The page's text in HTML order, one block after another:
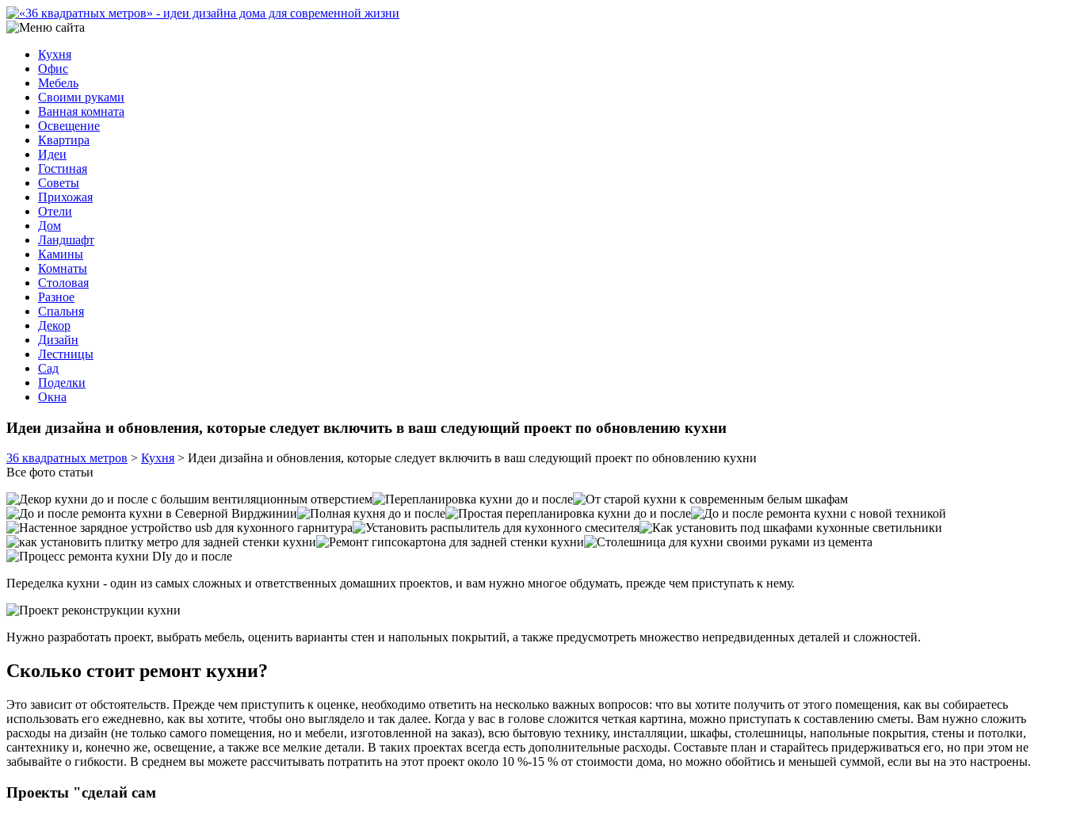
Кухня
Офис
Мебель
Своими руками
Ванная комната
Освещение
Квартира
Идеи
Гостиная
Советы
Прихожая
Отели
Дом
Ландшафт
Камины
Комнаты
Столовая
Разное
Спальня
Декор
Дизайн
Лестницы
Сад
Поделки
Окна
Идеи дизайна и обновления, которые следует включить в ваш следующий проект по обновлению кухни
36 квадратных метров > Кухня > Идеи дизайна и обновления, которые следует включить в ваш следующий проект по обновлению кухни
Все фото статьи
Переделка кухни - один из самых сложных и ответственных домашних проектов, и вам нужно многое обдумать, прежде чем приступать к нему.
Нужно разработать проект, выбрать мебель, оценить варианты стен и напольных покрытий, а также предусмотреть множество непредвиденных деталей и сложностей.
Сколько стоит ремонт кухни?
Это зависит от обстоятельств. Прежде чем приступить к оценке, необходимо ответить на несколько важных вопросов: что вы хотите получить от этого помещения, как вы собираетесь
использовать его ежедневно, как вы хотите, чтобы оно выглядело и так далее. Когда у вас в голове сложится четкая картина, можно приступать к составлению сметы. Вам нужно сложить
расходы на дизайн (не только самого помещения, но и мебели, изготовленной на заказ), всю бытовую технику, инсталляции, шкафы, столешницы, напольные покрытия, стены и потолки,
сантехнику и, конечно же, освещение, а также все мелкие детали. В таких проектах всегда есть дополнительные расходы. Составьте план и старайтесь придерживаться его, но при этом не
забывайте о гибкости. В среднем вы можете рассчитывать потратить на этот проект около 10 %-15 % от стоимости дома, но можно обойтись и меньшей суммой, если вы на это настроены.
Проекты "сделай сам